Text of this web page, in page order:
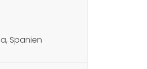
Spanien